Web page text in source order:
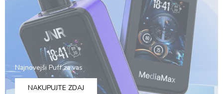
Najnovejši Puff za vas
NAKUPUJTE ZDAJ